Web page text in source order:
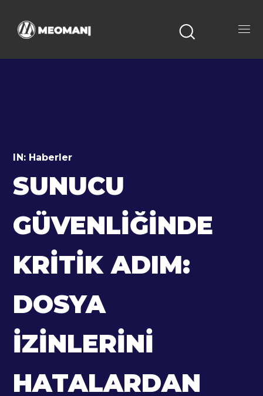
IN: Haberler
SUNUCU
GÜVENLIĞINDE
KRITIK ADIM:
DOSYA
İZINLERINI
HATALARDAN